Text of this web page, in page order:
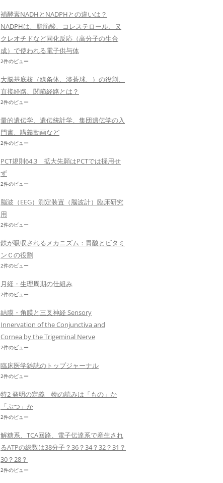
補酵素NADHとNADPHとの違いは？
NADPHは、脂肪酸、コレステロール、ヌ
クレオチドなど同化反応（高分子の生合
成）で使われる電子供与体
2件のビュー
大脳基底核（線条体、淡蒼球、）の役割、
直接経路、関節経路とは？
2件のビュー
量的遺伝学、遺伝統計学、集団遺伝学の入
門書、講義動画など
2件のビュー
PCT規則64.3 拡大先願はPCTでは採用せ
ず
2件のビュー
脳波（EEG）測定装置（脳波計）臨床研究
用
2件のビュー
鉄が吸収されるメカニズム：胃酸とビタミ
ンＣの役割
2件のビュー
月経・生理周期の仕組み
2件のビュー
結膜・角膜と三叉神経 Sensory
Innervation of the Conjunctiva and
Cornea by the Trigeminal Nerve
2件のビュー
臨床医学雑誌のトップジャーナル
2件のビュー
特2 発明の定義 物の読みは「もの」か
「ぶつ」か
2件のビュー
解糖系、TCA回路、電子伝達系で産生され
るATPの総数は38分子？36？34？32？31？
30？28？
2件のビュー